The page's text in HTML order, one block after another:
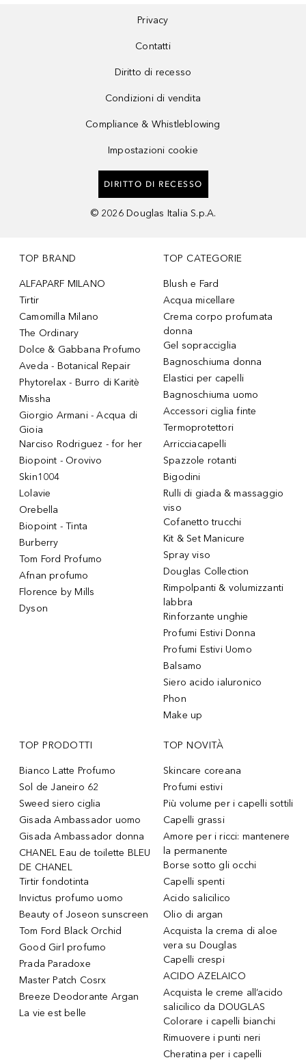
Privacy
Contatti
Diritto di recesso
Condizioni di vendita
Compliance & Whistleblowing
Impostazioni cookie
DIRITTO DI RECESSO
© 2026 Douglas Italia S.p.A.
TOP BRAND
ALFAPARF MILANO
Tirtir
Camomilla Milano
The Ordinary
Dolce & Gabbana Profumo
Aveda - Botanical Repair
Phytorelax - Burro di Karitè
Missha
Giorgio Armani - Acqua di
Gioia
Narciso Rodriguez - for her
Biopoint - Orovivo
Skin1004
Lolavie
Orebella
Biopoint - Tinta
Burberry
Tom Ford Profumo
Afnan profumo
Florence by Mills
Dyson
TOP CATEGORIE
Blush e Fard
Acqua micellare
Crema corpo profumata
donna
Gel sopracciglia
Bagnoschiuma donna
Elastici per capelli
Bagnoschiuma uomo
Accessori ciglia finte
Termoprotettori
Arricciacapelli
Spazzole rotanti
Bigodini
Rulli di giada & massaggio
viso
Cofanetto trucchi
Kit & Set Manicure
Spray viso
Douglas Collection
Rimpolpanti & volumizzanti
labbra
Rinforzante unghie
Profumi Estivi Donna
Profumi Estivi Uomo
Balsamo
Siero acido ialuronico
Phon
Make up
TOP PRODOTTI
Bianco Latte Profumo
Sol de Janeiro 62
Sweed siero ciglia
Gisada Ambassador uomo
Gisada Ambassador donna
CHANEL Eau de toilette BLEU
DE CHANEL
Tirtir fondotinta
Invictus profumo uomo
Beauty of Joseon sunscreen
Tom Ford Black Orchid
Good Girl profumo
Prada Paradoxe
Master Patch Cosrx
Breeze Deodorante Argan
La vie est belle
TOP NOVITÀ
Skincare coreana
Profumi estivi
Più volume per i capelli sottili
Capelli grassi
Amore per i ricci: mantenere
la permanente
Borse sotto gli occhi
Capelli spenti
Acido salicilico
Olio di argan
Acquista la crema di aloe
vera su Douglas
Capelli crespi
ACIDO AZELAICO
Acquista le creme all’acido
salicilico da DOUGLAS
Colorare i capelli bianchi
Rimuovere i punti neri
Cheratina per i capelli